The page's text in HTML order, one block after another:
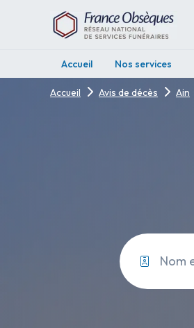
Accueil Nos services
Accueil Avis de décès Ain